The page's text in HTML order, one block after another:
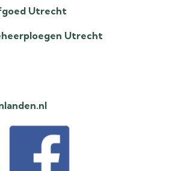
Utrecht
Utrecht